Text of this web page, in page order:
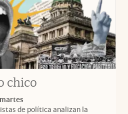
chico
de política analizan la